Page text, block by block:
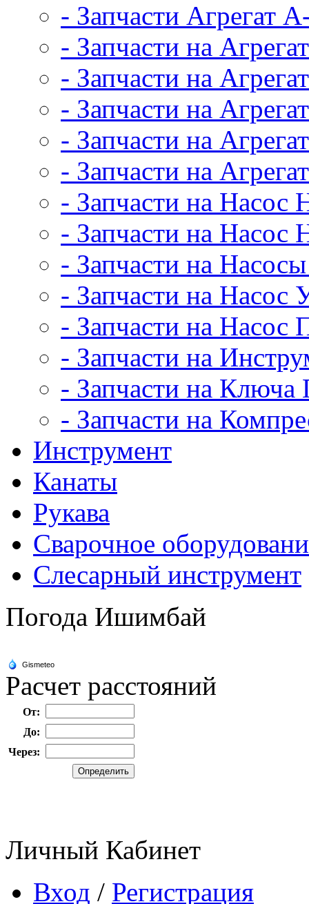
- Запчасти Агрегат
- Запчасти на
- Запчасти на
- Запчасти на
- Запчасти на
- Запчасти на
- Запчасти на
- Запчасти на Насос
- Запчасти на
- Запчасти на Насос
- Запчасти на
- Запчасти на
- Запчасти на
- Запчасти на
Инструмент
Канаты
Рукава
Сварочное
Слесарный инструмент
Погода Ишимбай
Расчет расстояний
От:
До:
Через:
Личный Кабинет
Вход / Регистрация